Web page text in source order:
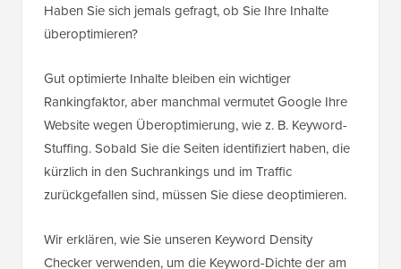
Haben Sie sich jemals gefragt, ob Sie Ihre Inhalte
überoptimieren?
Gut optimierte Inhalte bleiben ein wichtiger
Rankingfaktor, aber manchmal vermutet Google Ihre
Website wegen Überoptimierung, wie z. B. Keyword-
Stuffing. Sobald Sie die Seiten identifiziert haben, die
kürzlich in den Suchrankings und im Traffic
zurückgefallen sind, müssen Sie diese deoptimieren.
Wir erklären, wie Sie unseren Keyword Density
Checker verwenden, um die Keyword-Dichte der am